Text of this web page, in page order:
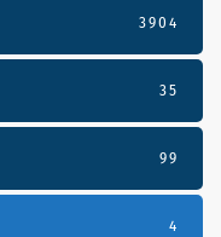
3904
35
99
4